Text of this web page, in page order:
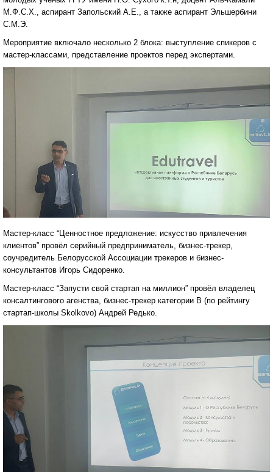
М.Ф.С.Х., аспирант Запольский А.Е., а также аспирант Эльшербини
С.М.Э.
Мероприятие включало несколько 2 блока: выступление спикеров с
мастер-классами, представление проектов перед экспертами.
Мастер-класс “Ценностное предложение: искусство привлечения
клиентов” провёл серийный предприниматель, бизнес-трекер,
соучредитель Белорусской Ассоциации трекеров и бизнес-
консультантов Игорь Сидоренко.
Мастер-класс “Запусти свой стартап на миллион” провёл владелец
консалтингового агенства, бизнес-трекер категории В (по рейтингу
стартап-школы Skolkovo) Андрей Редько.